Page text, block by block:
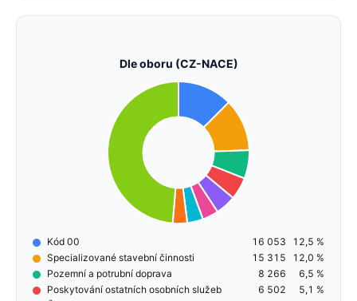
Dle oboru (CZ-NACE)
Kód 00 16 053
12,5 %
Specializované stavební činnosti
15 315
12,0 %
Pozemní a potrubní doprava
8 266
6,5 %
Poskytování ostatních osobních služeb
6 502
5,1 %